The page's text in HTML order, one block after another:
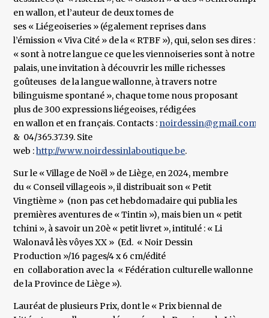
en wallon, et l’auteur de deux tomes de
ses « Liégeoiseries » (également reprises dans
l’émission « Viva Cité » de la « RTBF »), qui, selon ses dires :
« sont à notre langue ce que les viennoiseries sont à notre
palais, une invitation à découvrir les mille richesses
goûteuses de la langue wallonne, à travers notre
bilinguisme spontané », chaque tome nous proposant
plus de 300 expressions liégeoises, rédigées
en wallon et en français. Contacts : noirdessin@gmail.com
& 04/365.37.39. Site
web :http://www.noirdessinlaboutique.be.
Sur le « Village de Noël » de Liège, en 2024, membre
du « Conseil villageois », il distribuait son « Petit
Vingtième » (non pas cet hebdomadaire qui publia les
premières aventures de « Tintin »), mais bien un « petit
tchini », à savoir un 20è « petit livret », intitulé : « Li
Walonavå lès vôyes XX » (Ed. « Noir Dessin
Production »/16 pages/4 x 6 cm/édité
en collaboration avec la « Fédération culturelle wallonne
de la Province de Liège »).
Lauréat de plusieurs Prix, dont le « Prix biennal de